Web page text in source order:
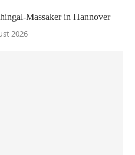
Massaker in Hannover
2026